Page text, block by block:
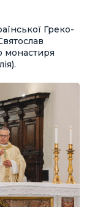
Греко-
монастиря